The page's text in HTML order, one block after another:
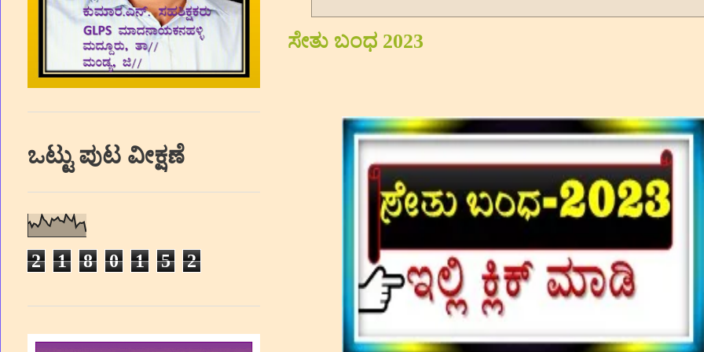
ಸೇತು ಬಂಧ 2023
ಒಟ್ಟು ಪುಟ ವೀಕ್ಷಣೆ
2 1 8 0 1 5 2